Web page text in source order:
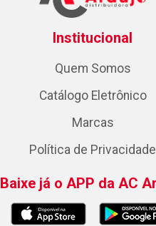
Institucional
Quem Somos
Catálogo Eletrônico
Marcas
Política de Privacidade
Baixe já o APP da AC